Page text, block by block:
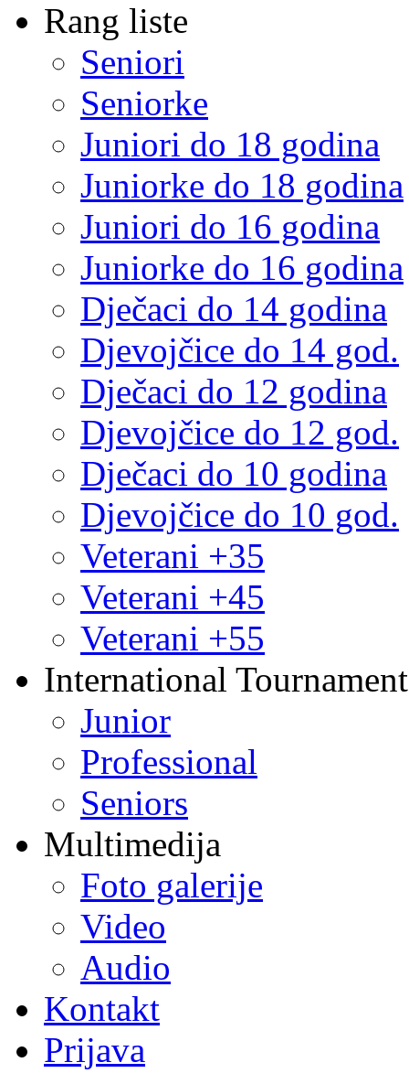
Rang liste
Seniori
Seniorke
Juniori do 18 godina
Juniorke do 18 godina
Juniori do 16 godina
Juniorke do 16 godina
Dječaci do 14 godina
Djevojčice do 14 god.
Dječaci do 12 godina
Djevojčice do 12 god.
Dječaci do 10 godina
Djevojčice do 10 god.
Veterani +35
Veterani +45
Veterani +55
International
Junior
Professional
Seniors
Multimedija
Foto galerije
Video
Audio
Kontakt
Prijava